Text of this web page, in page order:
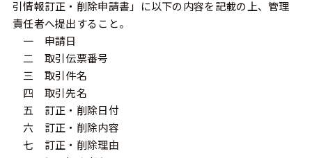
引情報訂正・削除申請書」に以下の内容を記載の上、管理
責任者へ提出すること。
一 申請日
二 取引伝票番号
三 取引件名
四 取引先名
五 訂正・削除日付
六 訂正・削除内容
七 訂正・削除理由